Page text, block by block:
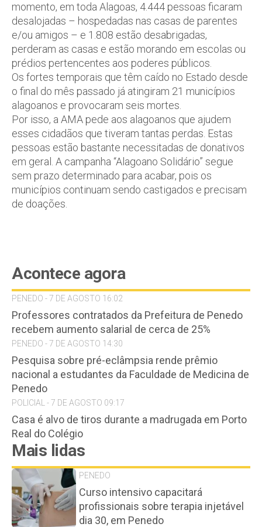
momento, em toda Alagoas, 4.444 pessoas ficaram
desalojadas – hospedadas nas casas de parentes
e/ou amigos – e 1.808 estão desabrigadas,
perderam as casas e estão morando em escolas ou
prédios pertencentes aos poderes públicos.
Os fortes temporais que têm caído no Estado desde
o final do mês passado já atingiram 21 municípios
alagoanos e provocaram seis mortes.
Por isso, a AMA pede aos alagoanos que ajudem
esses cidadãos que tiveram tantas perdas. Estas
pessoas estão bastante necessitadas de donativos
em geral. A campanha “Alagoano Solidário” segue
sem prazo determinado para acabar, pois os
municípios continuam sendo castigados e precisam
de doações.
Acontece agora
PENEDO - 7 DE AGOSTO 16:02
Professores contratados da Prefeitura de Penedo
recebem aumento salarial de cerca de 25%
PENEDO - 7 DE AGOSTO 14:30
Pesquisa sobre pré-eclâmpsia rende prêmio
nacional a estudantes da Faculdade de Medicina de
Penedo
POLICIAL - 7 DE AGOSTO 09:17
Casa é alvo de tiros durante a madrugada em Porto
Real do Colégio
Mais lidas
PENEDO
Curso intensivo capacitará
profissionais sobre terapia injetável
dia 30, em Penedo